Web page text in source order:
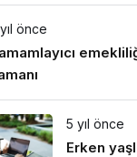
önce
5 yıl önce
Erken